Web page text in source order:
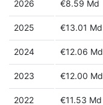
2026 €8.59 Md
2025 €13.01 Md
2024 €12.06 Md
2023 €12.00 Md
2022 €11.53 Md